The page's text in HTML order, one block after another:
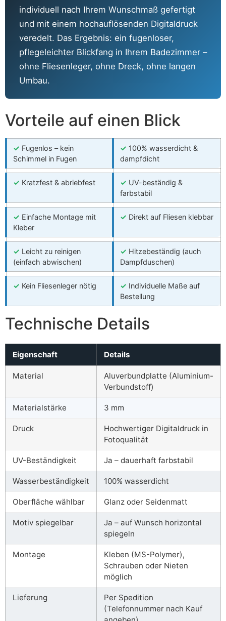
individuell nach Ihrem Wunschmaß gefertigt
und mit einem hochauflösenden Digitaldruck
veredelt. Das Ergebnis: ein fugenloser,
pflegeleichter Blickfang in Ihrem Badezimmer –
ohne Fliesenleger, ohne Dreck, ohne langen
Umbau.
Vorteile auf einen Blick
✓ Fugenlos – kein
Schimmel in Fugen
✓ 100% wasserdicht &
dampfdicht
✓ Kratzfest & abriebfest ✓ UV-beständig &
farbstabil
✓ Einfache Montage mit
Kleber
✓ Direkt auf Fliesen klebbar
✓ Leicht zu reinigen
(einfach abwischen)
✓ Hitzebeständig (auch
Dampfduschen)
✓ Kein Fliesenleger nötig ✓ Individuelle Maße auf
Bestellung
Technische Details
Eigenschaft Details
Material
Aluverbundplatte (Aluminium-
Verbundstoff)
Materialstärke 3 mm
Druck
Hochwertiger Digitaldruck in
Fotoqualität
UV-Beständigkeit Ja – dauerhaft farbstabil
Wasserbeständigkeit 100% wasserdicht
Oberfläche wählbar Glanz oder Seidenmatt
Motiv spiegelbar
Ja – auf Wunsch horizontal
spiegeln
Montage
Kleben (MS-Polymer),
Schrauben oder Nieten
möglich
Lieferung
Per Spedition
(Telefonnummer nach Kauf